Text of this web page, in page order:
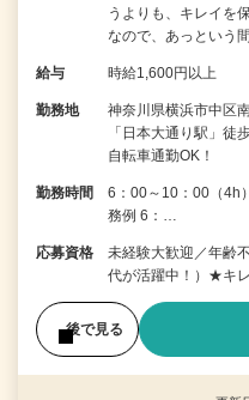
うよりも、キレイを
なので、あっという
給与 時給1,600円以上
勤務地
神奈川県横浜市中区
「日本大通り駅」徒
自転車通勤OK！
勤務時間
6：00～10：00（4h
務例 6：…
応募資格
未経験大歓迎／年齢
代が活躍中！）★キ
後で見る